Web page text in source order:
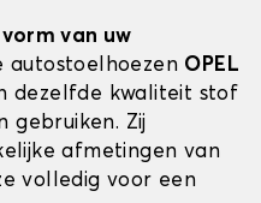
van uw
autostoelhoezen OPEL
dezelfde kwaliteit stof
gebruiken. Zij
afmetingen van
volledig voor een